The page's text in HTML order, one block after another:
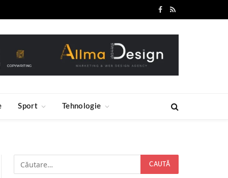
Facebook
RSS
Sport Tehnologie